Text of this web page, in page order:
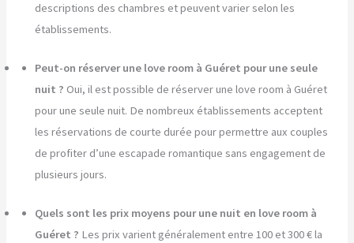
descriptions des chambres et peuvent varier selon les
établissements.
Peut-on réserver une love room à Guéret pour une seule
nuit ? Oui, il est possible de réserver une love room à Guéret
pour une seule nuit. De nombreux établissements acceptent
les réservations de courte durée pour permettre aux couples
de profiter d’une escapade romantique sans engagement de
plusieurs jours.
Quels sont les prix moyens pour une nuit en love room à
Guéret ? Les prix varient généralement entre 100 et 300 € la